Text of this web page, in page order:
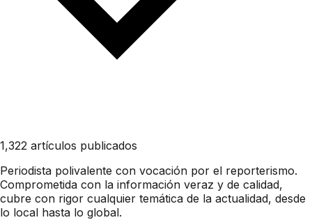
1,322 artículos publicados
Periodista polivalente con vocación por el reporterismo.
Comprometida con la información veraz y de calidad,
cubre con rigor cualquier temática de la actualidad, desde
lo local hasta lo global.